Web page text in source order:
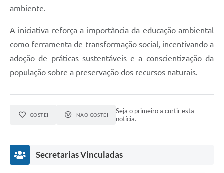
ambiente.
A iniciativa reforça a importância da educação ambiental
como ferramenta de transformação social, incentivando a
adoção de práticas sustentáveis e a conscientização da
população sobre a preservação dos recursos naturais.
GOSTEI NÃO GOSTEI
Seja o primeiro a curtir esta
notícia.
Secretarias Vinculadas